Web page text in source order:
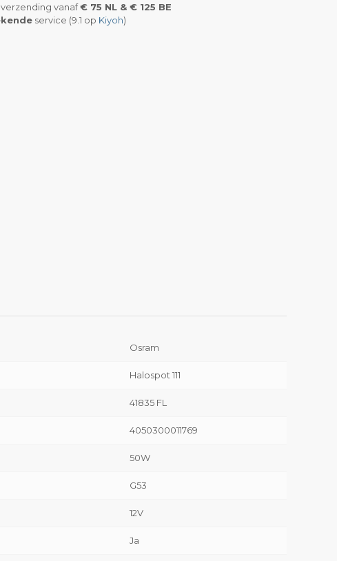
verzending vanaf€ 75 NL & € 125 BE
service (9.1 op Kiyoh)
Osram
Halospot 111
41835 FL
4050300011769
50W
G53
12V
Ja